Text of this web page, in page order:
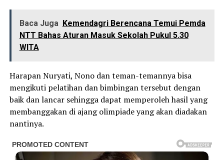
Baca Juga Kemendagri Berencana Temui Pemda
NTT Bahas Aturan Masuk Sekolah Pukul 5.30
WITA
Harapan Nuryati, Nono dan teman-temannya bisa
mengikuti pelatihan dan bimbingan tersebut dengan
baik dan lancar sehingga dapat memperoleh hasil yang
membanggakan di ajang olimpiade yang akan diadakan
nantinya.